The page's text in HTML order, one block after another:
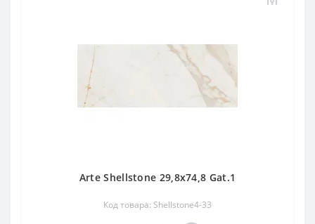
Arte Shellstone 29,8x74,8 Gat.1
Код товара: Shellstone4-33